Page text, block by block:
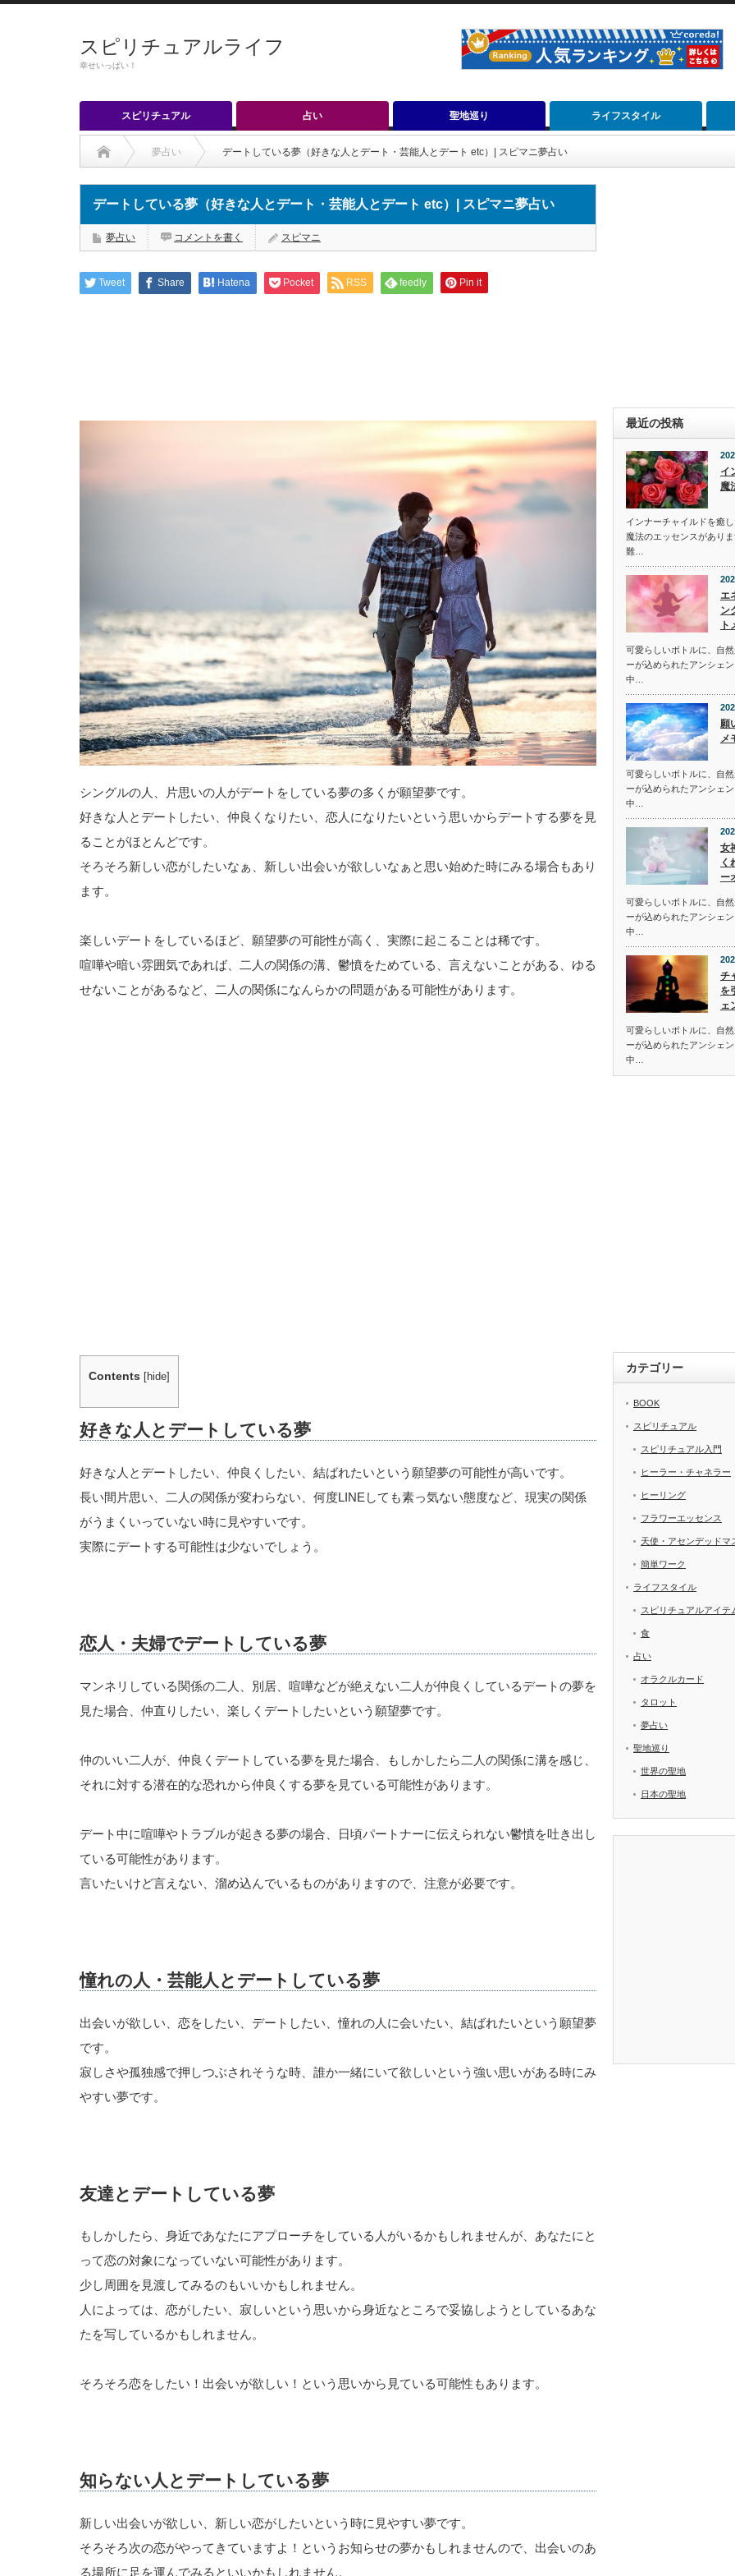
スピリチュアルライフ
幸せいっぱい！
スピリチュアル 占い 聖地巡り ライフスタイル
夢占い デートしている夢（好きな人とデート・芸能人とデート etc）| スピマニ夢占い
デートしている夢（好きな人とデート・芸能人とデート etc）| スピマニ夢占い
夢占い コメントを書く スピマニ
Tweet Share Hatena Pocket RSS feedly Pin it
シングルの人、片思いの人がデートをしている夢の多くが願望夢です。
好きな人とデートしたい、仲良くなりたい、恋人になりたいという思いからデートする夢を見
ることがほとんどです。
そろそろ新しい恋がしたいなぁ、新しい出会いが欲しいなぁと思い始めた時にみる場合もあり
ます。
楽しいデートをしているほど、願望夢の可能性が高く、実際に起こることは稀です。
喧嘩や暗い雰囲気であれば、二人の関係の溝、鬱憤をためている、言えないことがある、ゆる
せないことがあるなど、二人の関係になんらかの問題がある可能性があります。
Contents [hide]
好きな人とデートしている夢
好きな人とデートしたい、仲良くしたい、結ばれたいという願望夢の可能性が高いです。
長い間片思い、二人の関係が変わらない、何度LINEしても素っ気ない態度など、現実の関係
がうまくいっていない時に見やすいです。
実際にデートする可能性は少ないでしょう。
恋人・夫婦でデートしている夢
マンネリしている関係の二人、別居、喧嘩などが絶えない二人が仲良くしているデートの夢を
見た場合、仲直りしたい、楽しくデートしたいという願望夢です。
仲のいい二人が、仲良くデートしている夢を見た場合、もしかしたら二人の関係に溝を感じ、
それに対する潜在的な恐れから仲良くする夢を見ている可能性があります。
デート中に喧嘩やトラブルが起きる夢の場合、日頃パートナーに伝えられない鬱憤を吐き出し
ている可能性があります。
言いたいけど言えない、溜め込んでいるものがありますので、注意が必要です。
憧れの人・芸能人とデートしている夢
出会いが欲しい、恋をしたい、デートしたい、憧れの人に会いたい、結ばれたいという願望夢
です。
寂しさや孤独感で押しつぶされそうな時、誰か一緒にいて欲しいという強い思いがある時にみ
やすい夢です。
友達とデートしている夢
もしかしたら、身近であなたにアプローチをしている人がいるかもしれませんが、あなたにと
って恋の対象になっていない可能性があります。
少し周囲を見渡してみるのもいいかもしれません。
人によっては、恋がしたい、寂しいという思いから身近なところで妥協しようとしているあな
たを写しているかもしれません。
そろそろ恋をしたい！出会いが欲しい！という思いから見ている可能性もあります。
知らない人とデートしている夢
新しい出会いが欲しい、新しい恋がしたいという時に見やすい夢です。
そろそろ次の恋がやってきていますよ！というお知らせの夢かもしれませんので、出会いのあ
る場所に足を運んでみるといいかもしれません。
最近の投稿
イ
魔
インナーチャイルドを癒
魔法のエッセンスがあり
難…
エ
ン
可愛らしいボトルに、自
ーが込められたアンシェ
中…
願
メ
可愛らしいボトルに、自
ーが込められたアンシェ
中…
女
く
ー
可愛らしいボトルに、自
ーが込められたアンシェ
中…
チ
を
ェ
可愛らしいボトルに、自
ーが込められたアンシェ
中…
カテゴリー
BOOK
スピリチュアル
スピリチュアル入門
ヒーラー・チャネラー
ヒーリング
フラワーエッセンス
天使・アセンデッドマ
簡単ワーク
ライフスタイル
スピリチュアルアイテ
食
占い
オラクルカード
タロット
夢占い
聖地巡り
世界の聖地
日本の聖地